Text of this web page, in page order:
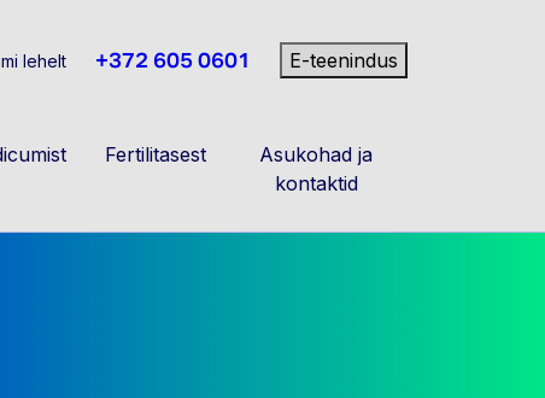
lehelt +372 605 0601 E-teenindus
Fertilitasest
Asukohad ja
kontaktid